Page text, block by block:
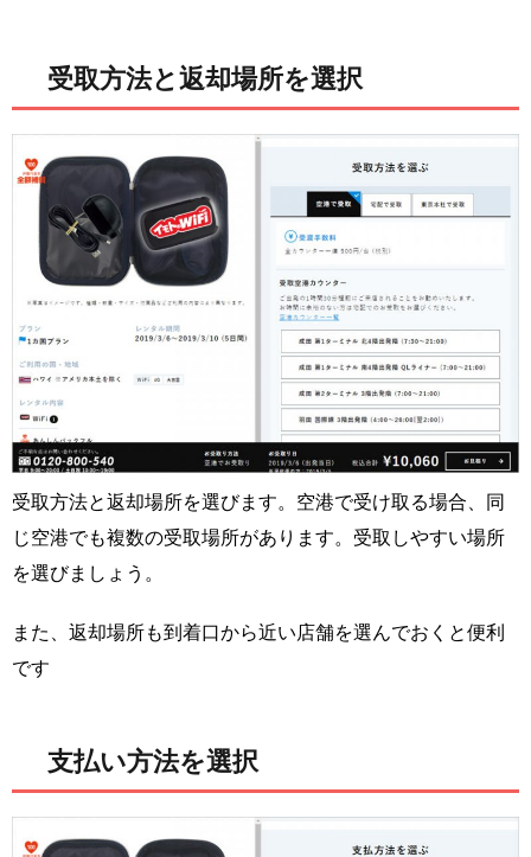
受取方法と返却場所を選択
受取方法と返却場所を選びます。空港で受け取る場合、同
じ空港でも複数の受取場所があります。受取しやすい場所
を選びましょう。
また、返却場所も到着口から近い店舗を選んでおくと便利
です
支払い方法を選択